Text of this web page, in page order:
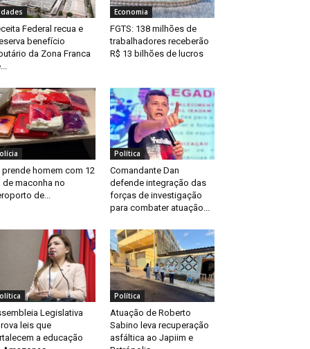
Federal recua e
benefício
da Zona Franca
Economia
FGTS: 138 milhões de
trabalhadores receberão
R$ 13 bilhões de lucros
prende homem com 12
de maconha no
de...
Política
Comandante Dan
defende integração das
forças de investigação
para combater atuação...
Legislativa
leis que
a educação
Política
Atuação de Roberto
Sabino leva recuperação
asfáltica ao Japiim e